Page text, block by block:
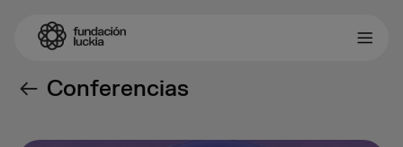
Conferencias